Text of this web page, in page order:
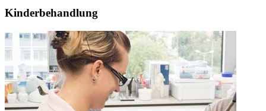
Kinderbehandlung